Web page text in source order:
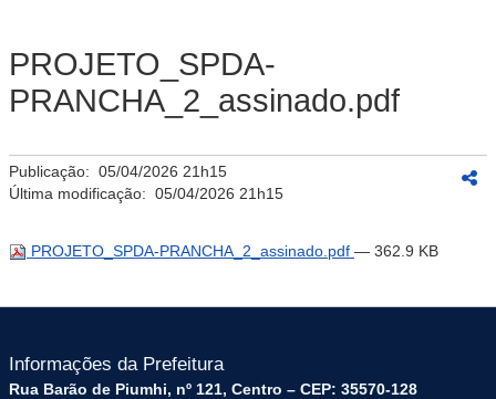
PROJETO_SPDA-
PRANCHA_2_assinado.pdf
Publicação: 05/04/2026 21h15
Última modificação: 05/04/2026 21h15
PROJETO_SPDA-PRANCHA_2_assinado.pdf — 362.9 KB
Informações da Prefeitura
Rua Barão de Piumhi, nº 121, Centro – CEP: 35570-128